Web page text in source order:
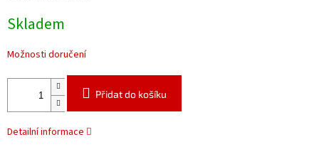
cena:
Skladem
Možnosti doručení
Přidat do košíku
Detailní informace